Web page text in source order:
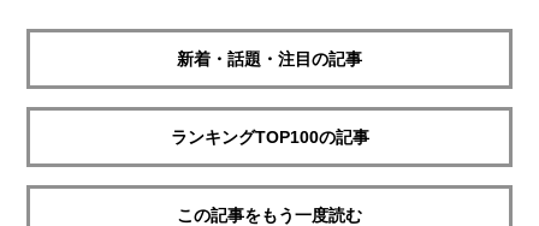
新着・話題・注目の記事
ランキングTOP100の記事
この記事をもう一度読む